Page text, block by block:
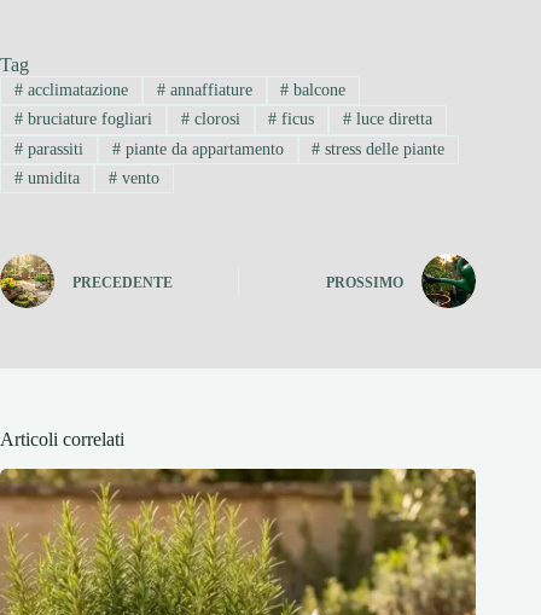
Tag
#acclimatazione #annaffiature # balcone
#bruciature fogliari #clorosi # ficus # luce diretta
#parassiti #piante da appartamento # stress delle piante
#umidita #vento
PRECEDENTE PROSSIMO
Articoli correlati